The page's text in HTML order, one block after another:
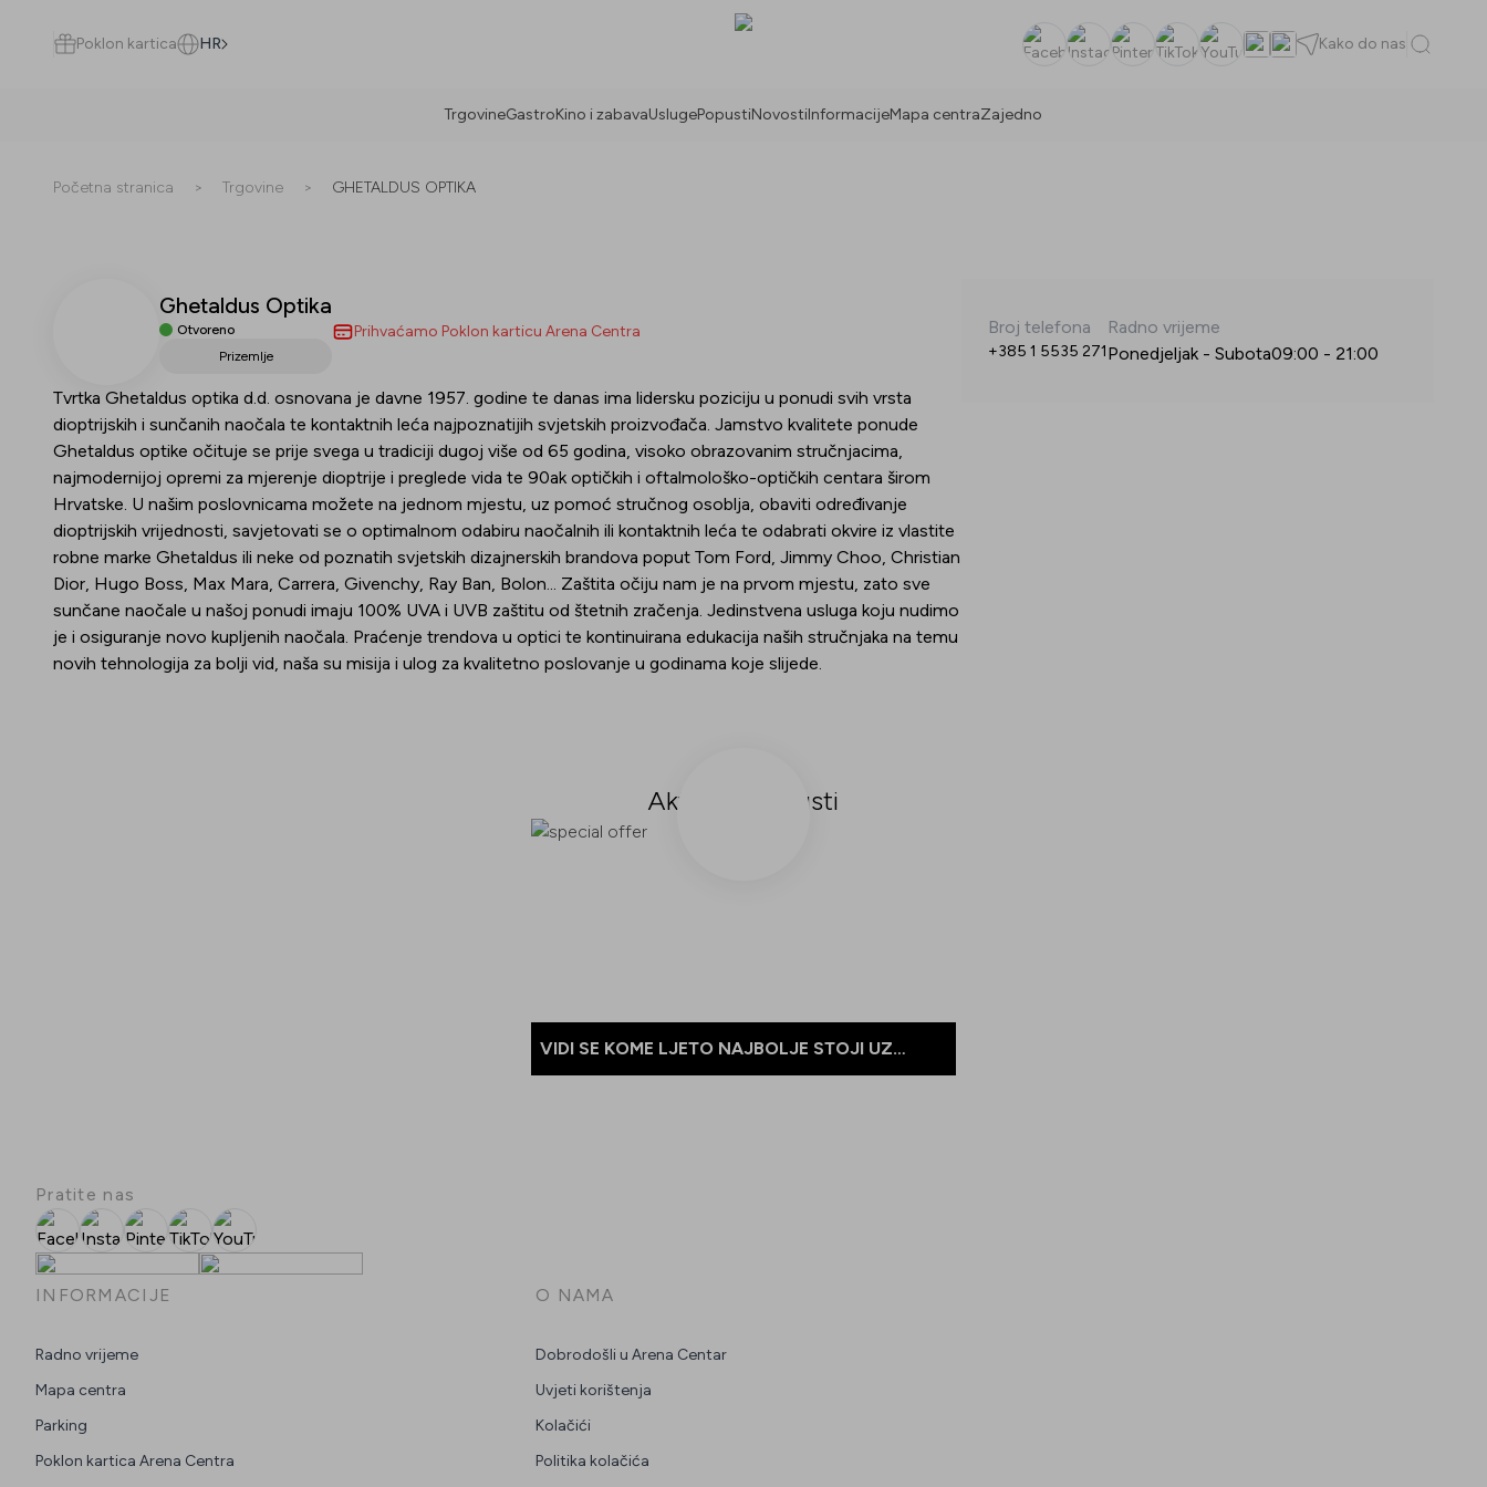
0) Popusti(0) Događanja
Trgovine
Popusti
Događanja
Poklon kartica HR FacebookInstagramPinterestTikTokYouTube Kako do nas
TrgovineGastroKino i zabavaUslugePopustiNovostiInformacijeMapa centraZajedno
Početna stranica > Trgovine > GHETALDUS OPTIKA
Ghetaldus Optika
Otvoreno
Prizemlje
Prihvaćamo Poklon karticu Arena Centra
Tvrtka Ghetaldus optika d.d. osnovana je davne 1957. godine te danas ima lidersku poziciju u ponudi svih vrsta
dioptrijskih i sunčanih naočala te kontaktnih leća najpoznatijih svjetskih proizvođača. Jamstvo kvalitete ponude
Ghetaldus optike očituje se prije svega u tradiciji dugoj više od 65 godina, visoko obrazovanim stručnjacima,
najmodernijoj opremi za mjerenje dioptrije i preglede vida te 90ak optičkih i oftalmološko-optičkih centara širom
Hrvatske. U našim poslovnicama možete na jednom mjestu, uz pomoć stručnog osoblja, obaviti određivanje
dioptrijskih vrijednosti, savjetovati se o optimalnom odabiru naočalnih ili kontaktnih leća te odabrati okvire iz vlastite
robne marke Ghetaldus ili neke od poznatih svjetskih dizajnerskih brandova poput Tom Ford, Jimmy Choo, Christian
Dior, Hugo Boss, Max Mara, Carrera, Givenchy, Ray Ban, Bolon... Zaštita očiju nam je na prvom mjestu, zato sve
sunčane naočale u našoj ponudi imaju 100% UVA i UVB zaštitu od štetnih zračenja. Jedinstvena usluga koju nudimo
je i osiguranje novo kupljenih naočala. Praćenje trendova u optici te kontinuirana edukacija naših stručnjaka na temu
novih tehnologija za bolji vid, naša su misija i ulog za kvalitetno poslovanje u godinama koje slijede.
Broj telefona
+385 1 5535 271
Radno vrijeme
Ponedjeljak - Subota09:00 - 21:00
Aktualni popusti
VIDI SE KOME LJETO NAJBOLJE STOJI UZ
POPUSTE DO 60%
Pratite nas
FacebookInstagramPinterest
TikTokYouTube
INFORMACIJE
Radno vrijeme
Mapa centra
Parking
Poklon kartica Arena Centra
O NAMA
Dobrodošli u Arena Centar
Uvjeti korištenja
Kolačići
Politika kolačića